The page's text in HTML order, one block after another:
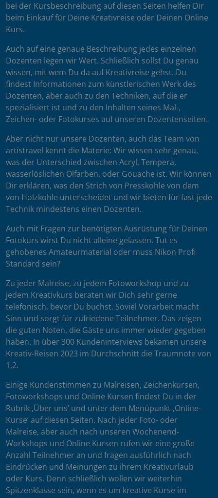
bei der Kursbeschreibung auf diesen Seiten helfen Dir
beim Einkauf für Deine Kreativreise oder Deinen Online
Kurs.
Auch auf eine genaue Beschreibung jedes einzelnen
Dozenten legen wir Wert. Schließlich sollst Du genau
wissen, mit wem Du da auf Kreativreise gehst. Du
findest Informationen zum künstlerischen Werk des
Dozenten, aber auch zu den Techniken, auf die er
spezialisiert ist und zu den Inhalten seines Mal-,
Zeichen- oder Fotokurses auf unseren Dozentenseiten.
Aber nicht nur unsere Dozenten, auch das Team von
artistravel kennt die Materie: Wir wissen sehr genau,
was der Unterschied zwischen Acryl, Tempera,
wasserlöslichen Ölfarben, oder Gouache ist. Wir können
Dir erklären, was den Strich von Presskohle von dem
von Holzkohle unterscheidet und wir bieten für fast jede
Technik mindestens einen Dozenten.
Auch mit Fragen zur benötigten Ausrüstung für Deinen
Fotokurs wirst Du nicht alleine gelassen. Tut es
gehobenes Amateurmaterial oder muss Nikon Profi
Standard sein?
Zu jeder Malreise, zu jedem Fotoworkshop und zu
jedem Kreativkurs beraten wir Dich sehr gerne
telefonisch, bevor Du buchst. Soviel Vorarbeit macht
Sinn und sorgt für zufriedene Teilnehmer. Das zeigen
die guten Noten, die Gäste uns immer wieder gegeben
haben. In über 300 Kundeninterviews bekamen unsere
Kreativ-Reisen 2023 im Durchschnitt die Traumnote von
1,2.
Einige Kundenstimmen zu Malreisen, Zeichenkursen,
Fotoworkshops und Online Kursen findest Du in der
Rubrik ‚Über uns’ und unter dem Menüpunkt ‚Online-
Kurse’ auf diesen Seiten. Nach jeder Foto- oder
Malreise, aber auch nach unseren Wochenend-
Workshops und Online Kursen rufen wir eine große
Anzahl Teilnehmer an und fragen ausführlich nach
Eindrücken und Meinungen zu ihrem Kreativurlaub
oder Kurs. Denn schließlich wollen wir weiterhin
Spitzenklasse sein, wenn es um kreative Kurse im